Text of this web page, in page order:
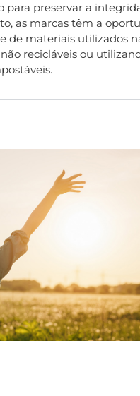
preservar a
as marcas têm a
de materiais utilizados
recicláveis ou